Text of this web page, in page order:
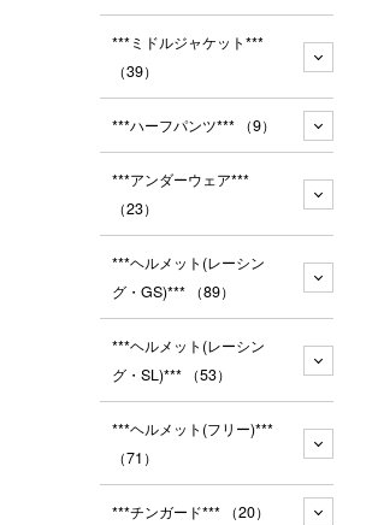
***ミドルジャケット***
（39）
***ハーフパンツ*** （9）
***アンダーウェア***
（23）
***ヘルメット(レーシン
グ・GS)*** （89）
***ヘルメット(レーシン
グ・SL)*** （53）
***ヘルメット(フリー)***
（71）
***チンガード*** （20）